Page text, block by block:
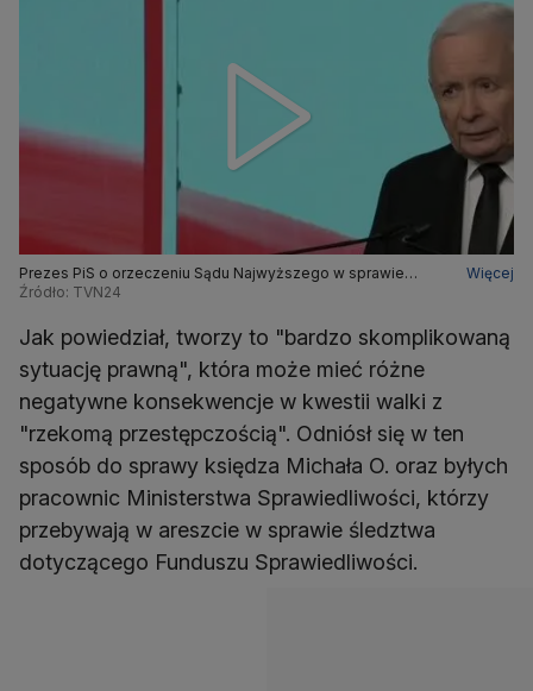
Prezes PiS o orzeczeniu Sądu Najwyższego w sprawie
powołania Dariusza Barskiego
Więcej
Źródło: TVN24
Jak powiedział, tworzy to "bardzo skomplikowaną
sytuację prawną", która może mieć różne
negatywne konsekwencje w kwestii walki z
"rzekomą przestępczością". Odniósł się w ten
sposób do sprawy księdza Michała O. oraz byłych
pracownic Ministerstwa Sprawiedliwości, którzy
przebywają w areszcie w sprawie śledztwa
dotyczącego Funduszu Sprawiedliwości.